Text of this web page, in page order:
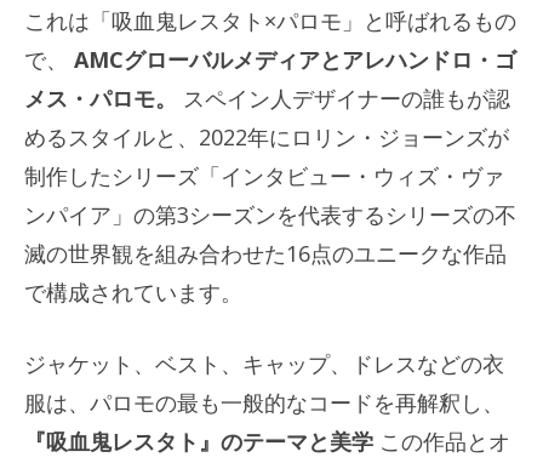
これは「吸血鬼レスタト×パロモ」と呼ばれるもの
で、 AMCグローバルメディアとアレハンドロ・ゴ
メス・パロモ。
スペイン人デザイナーの誰もが認
めるスタイルと、2022年にロリン・ジョーンズが
制作したシリーズ「インタビュー・ウィズ・ヴァ
ンパイア」の第3シーズンを代表するシリーズの不
滅の世界観を組み合わせた16点のユニークな作品
で構成されています。
ジャケット、ベスト、キャップ、ドレスなどの衣
服は、パロモの最も一般的なコードを再解釈し、
『吸血鬼レスタト』のテーマと美学 この作品とオ